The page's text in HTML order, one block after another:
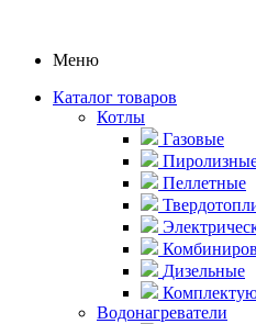
Меню
Каталог товаров
Котлы
Газовые
Пеллетные
Дизельные
Водонагреватели